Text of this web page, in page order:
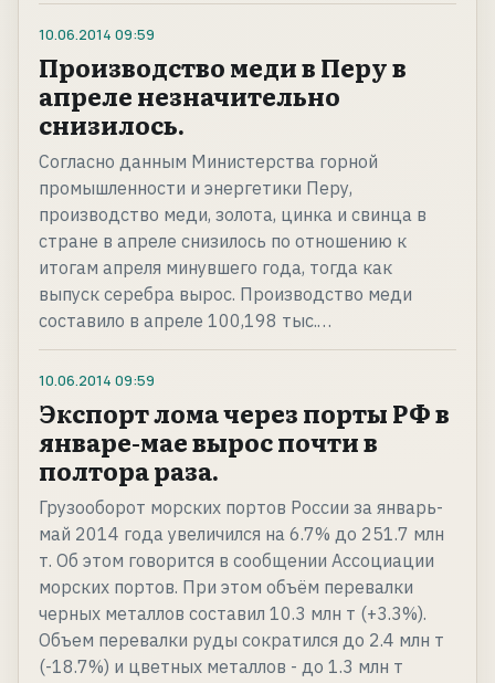
10.06.2014 09:59
Производство меди в Перу в
апреле незначительно
снизилось.
Согласно данным Министерства горной
промышленности и энергетики Перу,
производство меди, золота, цинка и свинца в
стране в апреле снизилось по отношению к
итогам апреля минувшего года, тогда как
выпуск серебра вырос. Производство меди
составило в апреле 100,198 тыс.…
10.06.2014 09:59
Экспорт лома через порты РФ в
январе-мае вырос почти в
полтора раза.
Грузооборот морских портов России за январь-
май 2014 года увеличился на 6.7% до 251.7 млн
т. Об этом говорится в сообщении Ассоциации
морских портов. При этом объём перевалки
черных металлов составил 10.3 млн т (+3.3%).
Объем перевалки руды сократился до 2.4 млн т
(-18.7%) и цветных металлов - до 1.3 млн т